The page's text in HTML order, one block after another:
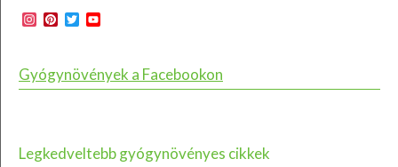
Instagram
Pinterest
Twitter
Gyógynövények a Facebookon
Legkedveltebb gyógynövényes cikkek